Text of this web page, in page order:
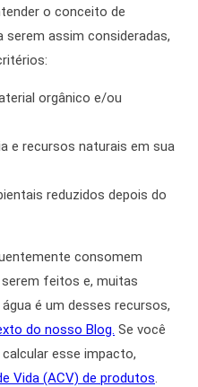
o conceito de
serem assim consideradas,
orgânico e/ou
e recursos naturais em sua
reduzidos depois do
consomem
feitos e, muitas
é um desses recursos,
do nosso Blog. Se você
esse impacto,
Vida (ACV) de produtos.